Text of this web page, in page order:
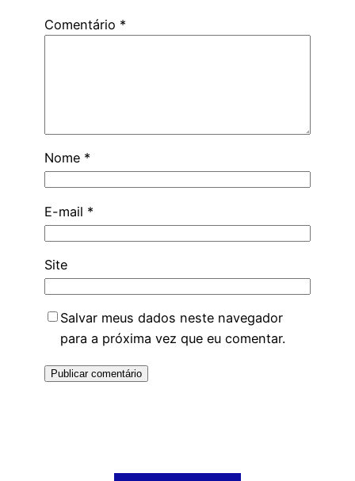
Comentário *
Nome *
E-mail *
Site
Salvar meus dados neste navegador
para a próxima vez que eu comentar.